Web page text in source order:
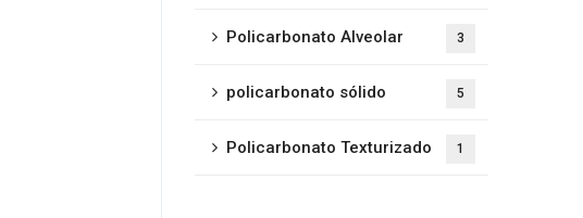
Policarbonato Alveolar 3
policarbonato sólido 5
Policarbonato Texturizado 1